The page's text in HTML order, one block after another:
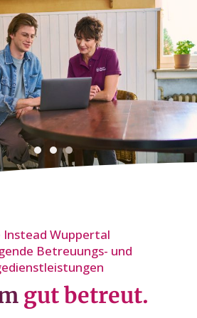
Instead Wuppertal
Betreuungs- und
gut betreut.